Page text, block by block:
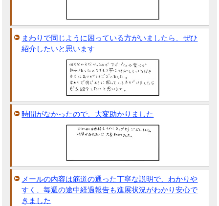
まわりで同じように困っている方がいましたら、ぜひ
紹介したいと思います
時間がなかったので、大変助かりました
メールの内容は筋道の通った丁寧な説明で、わかりや
すく、毎週の途中経過報告も進展状況がわかり安心で
きました